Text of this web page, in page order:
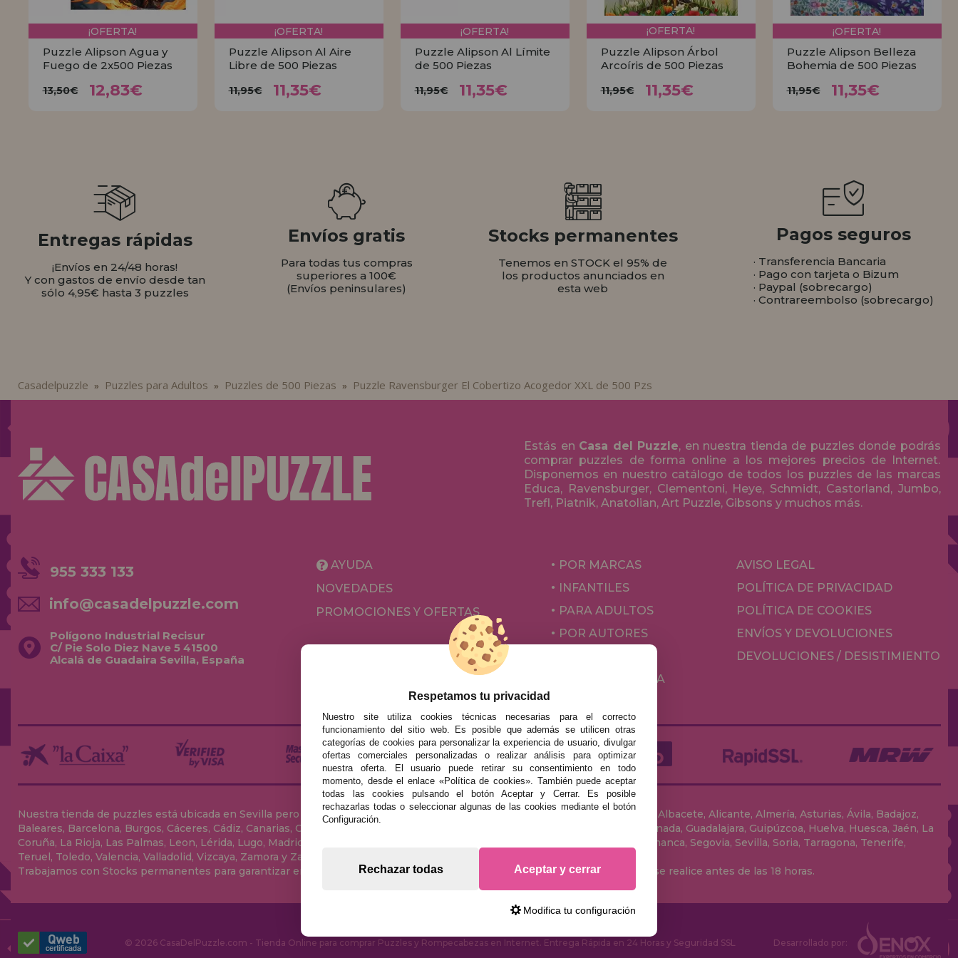
¡OFERTA!
Puzzle Alipson Agua y
Fuego de 2x500 Piezas
13,50€ 12,83€
¡OFERTA!
Puzzle Alipson Al Aire
Libre de 500 Piezas
11,95€ 11,35€
¡OFERTA!
Puzzle Alipson Al Límite
de 500 Piezas
11,95€ 11,35€
¡OFERTA!
Puzzle Alipson Árbol
Arcoíris de 500 Piezas
11,95€ 11,35€
¡OFERTA!
Puzzle Alipson Belleza
Bohemia de 500 Piezas
11,95€ 11,35€
Entregas rápidas
¡Envíos en 24/48 horas!
Y con gastos de envío desde tan
sólo 4,95€ hasta 3 puzzles
Envíos gratis
Para todas tus compras
superiores a 100€
(Envíos peninsulares)
Stocks permanentes
Tenemos en STOCK el 95% de
los productos anunciados en
esta web
Pagos seguros
· Transferencia Bancaria
· Pago con tarjeta o Bizum
· Paypal (sobrecargo)
· Contrareembolso (sobrecargo)
Casadelpuzzle » Puzzles para Adultos » Puzzles de 500 Piezas » Puzzle Ravensburger El Cobertizo Acogedor XXL de 500 Pzs
Estás en Casa del Puzzle, en nuestra tienda de puzzles donde podrás
comprar puzzles de forma online a los mejores precios de Internet.
Disponemos en nuestro catálogo de todos los puzzles de las marcas
Educa, Ravensburger, Clementoni, Heye, Schmidt, Castorland, Jumbo,
Trefl, Piatnik, Anatolian, Art Puzzle, Gibsons y muchos más.
955 333 133
info@casadelpuzzle.com
Polígono Industrial Recisur
C/ Pie Solo Diez Nave 5 41500
Alcalá de Guadaira Sevilla, España
AYUDA
NOVEDADES
PROMOCIONES Y OFERTAS
POR MARCAS
INFANTILES
PARA ADULTOS
POR AUTORES
JUEGOS DE MESA
AVISO LEGAL
POLÍTICA DE PRIVACIDAD
POLÍTICA DE COOKIES
ENVÍOS Y DEVOLUCIONES
DEVOLUCIONES / DESISTIMIENTO
Nuestra tienda de puzzles está ubicada en Sevilla pero enviamos tus puzzles a cualquier ciudad del territorio español: Álava, Albacete, Alicante, Almería, Asturias, Ávila, Badajoz,
Baleares, Barcelona, Burgos, Cáceres, Cádiz, Canarias, Cantabria, Castellón, Ceuta, Ciudad Real, Córdoba, Cuenca, Gerona, Granada, Guadalajara, Guipúzcoa, Huelva, Huesca, Jaén, La
Coruña, La Rioja, Las Palmas, Leon, Lérida, Lugo, Madrid, Málaga, Melilla, Murcia, Navarra, Orense, Palencia, Pontevedra, Salamanca, Segovia, Sevilla, Soria, Tarragona, Tenerife,
Teruel, Toledo, Valencia, Valladolid, Vizcaya, Zamora y Zaragoza.
Trabajamos con Stocks permanentes para garantizar entregas rápidas en territorio peninsular, siempre y cuando el pedido se realice antes de las 18 horas.
© 2026 CasaDelPuzzle.com - Tienda Online para comprar Puzzles y Rompecabezas en Internet. Entrega Rápida en 24 Horas y Seguridad SSL Desarrollado por:
Respetamos tu privacidad
Nuestro site utiliza cookies técnicas necesarias para el correcto
funcionamiento del sitio web. Es posible que además se utilicen otras
categorías de cookies para personalizar la experiencia de usuario, divulgar
ofertas comerciales personalizadas o realizar análisis para optimizar
nuestra oferta. El usuario puede retirar su consentimiento en todo
momento, desde el enlace «Política de cookies». También puede aceptar
todas las cookies pulsando el botón Aceptar y Cerrar. Es posible
rechazarlas todas o seleccionar algunas de las cookies mediante el botón
Configuración.
Rechazar todas Aceptar y cerrar
Modifica tu configuración